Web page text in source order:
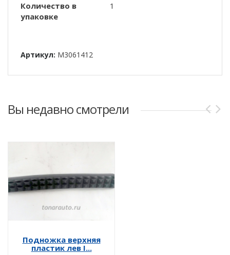
Количество в
упаковке
1
Артикул: M3061412
Вы недавно смотрели
Подножка верхняя
пластик лев I...